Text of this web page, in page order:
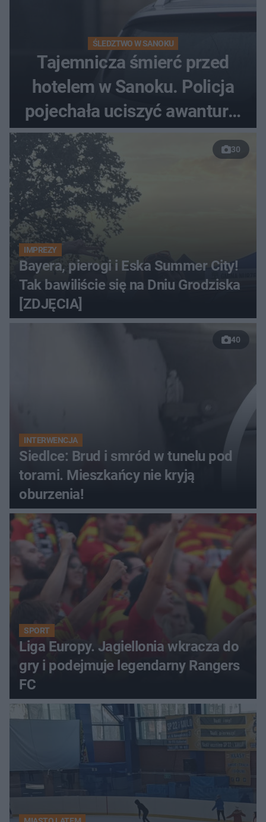
ŚLEDZTWO W SANOKU
Tajemnicza śmierć przed
hotelem w Sanoku. Policja
pojechała uciszyć awanturę,
znaleźli ciało
30
IMPREZY
Bayera, pierogi i Eska Summer City!
Tak bawiliście się na Dniu Grodziska
[ZDJĘCIA]
40
INTERWENCJA
Siedlce: Brud i smród w tunelu pod
torami. Mieszkańcy nie kryją
oburzenia!
SPORT
Liga Europy. Jagiellonia wkracza do
gry i podejmuje legendarny Rangers
FC